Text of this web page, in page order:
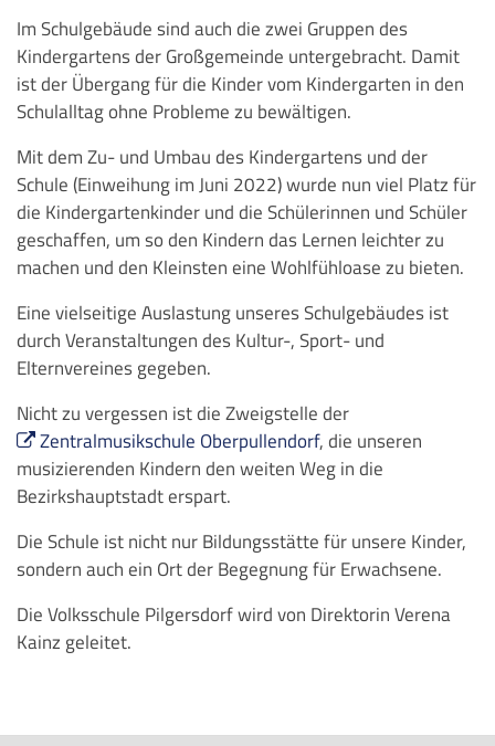
Im Schulgebäude sind auch die zwei Gruppen des
Kindergartens der Großgemeinde untergebracht. Damit
ist der Übergang für die Kinder vom Kindergarten in den
Schulalltag ohne Probleme zu bewältigen.
Mit dem Zu- und Umbau des Kindergartens und der
Schule (Einweihung im Juni 2022) wurde nun viel Platz für
die Kindergartenkinder und die Schülerinnen und Schüler
geschaffen, um so den Kindern das Lernen leichter zu
machen und den Kleinsten eine Wohlfühloase zu bieten.
Eine vielseitige Auslastung unseres Schulgebäudes ist
durch Veranstaltungen des Kultur-, Sport- und
Elternvereines gegeben.
Nicht zu vergessen ist die Zweigstelle der
Zentralmusikschule Oberpullendorf, die unseren
musizierenden Kindern den weiten Weg in die
Bezirkshauptstadt erspart.
Die Schule ist nicht nur Bildungsstätte für unsere Kinder,
sondern auch ein Ort der Begegnung für Erwachsene.
Die Volksschule Pilgersdorf wird von Direktorin Verena
Kainz geleitet.